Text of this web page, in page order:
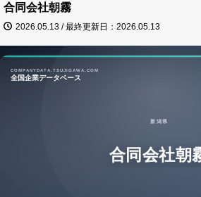
合同会社朝霧
2026.05.13 / 最終更新日：2026.05.13